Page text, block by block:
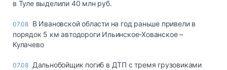
в Туле выделили 40 млн руб.
07.08 В Ивановской области на год раньше привели в
порядок 5 км автодороги Ильинское-Хованское –
Кулачево
07.08 Дальнобойщик погиб в ДТП с тремя грузовиками